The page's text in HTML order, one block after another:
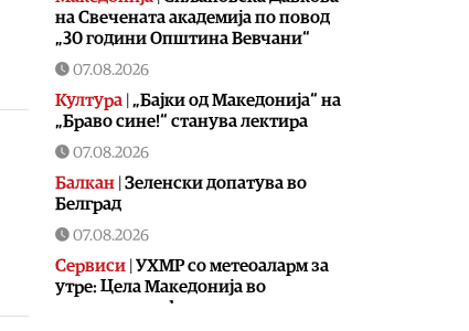
на Свечената академија по повод
„30 години Општина Вевчани“
07.08.2026
Култура | „Бајки од Македонија“ на
„Браво сине!“ станува лектира
07.08.2026
Балкан | Зеленски допатува во
Белград
07.08.2026
Сервиси | УХМР со метеоаларм за
утре: Цела Македонија во
портокалова фаза